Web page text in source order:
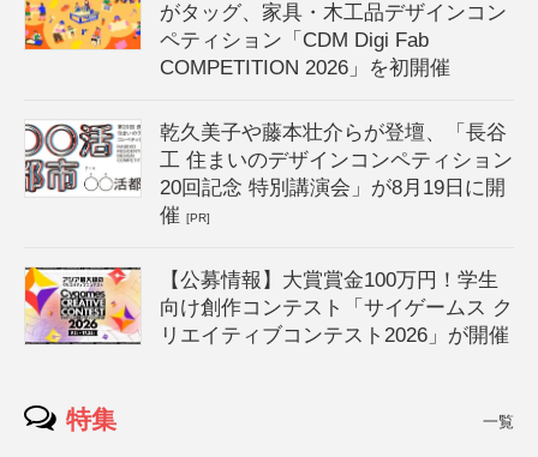
がタッグ、家具・木工品デザインコン
ペティション「CDM Digi Fab
COMPETITION 2026」を初開催
乾久美子や藤本壮介らが登壇、「長谷
工 住まいのデザインコンペティション
20回記念 特別講演会」が8月19日に開
催[PR]
【公募情報】大賞賞金100万円！学生
向け創作コンテスト「サイゲームス ク
リエイティブコンテスト2026」が開催
特集 一覧